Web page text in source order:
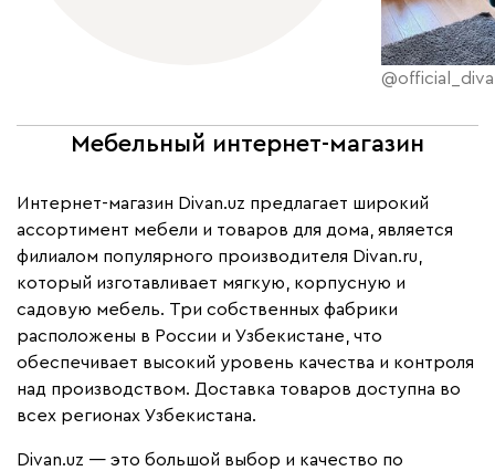
Мебельный интернет-магазин
Интернет-магазин Divan.uz предлагает широкий
ассортимент мебели и товаров для дома, является
филиалом популярного производителя Divan.ru,
который изготавливает мягкую, корпусную и
садовую мебель. Три собственных фабрики
расположены в России и Узбекистане, что
обеспечивает высокий уровень качества и контроля
над производством. Доставка товаров доступна во
всех регионах Узбекистана.
Divan.uz — это большой выбор и качество по